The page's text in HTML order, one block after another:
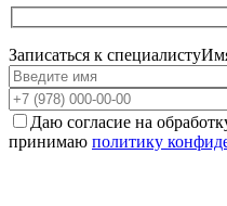
Записаться к специалисту
Даю согласие на
принимаю политику